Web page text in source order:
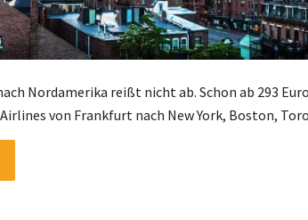
Nordamerika reißt nicht ab. Schon ab 293
von Frankfurt nach New York, Boston,